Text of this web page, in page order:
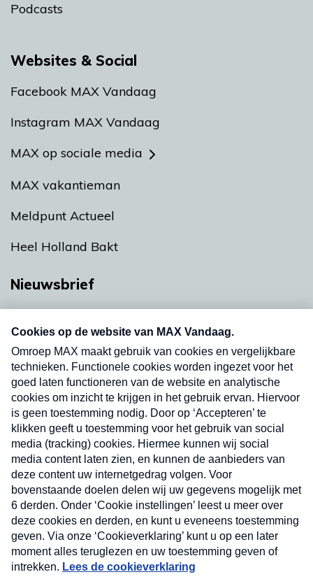
Podcasts
Websites & Social
Facebook MAX Vandaag
Instagram MAX Vandaag
MAX op sociale media
MAX vakantieman
Meldpunt Actueel
Heel Holland Bakt
Nieuwsbrief
nieuwsbrief. Elke vrijdag- en dinsdagochtend in
uw mailbox.
Verzend
Nieuwsbrief
Neem hier een gratis abonnement op onze
nieuwsbrief. Elke vrijdag- en dinsdagochtend in uw